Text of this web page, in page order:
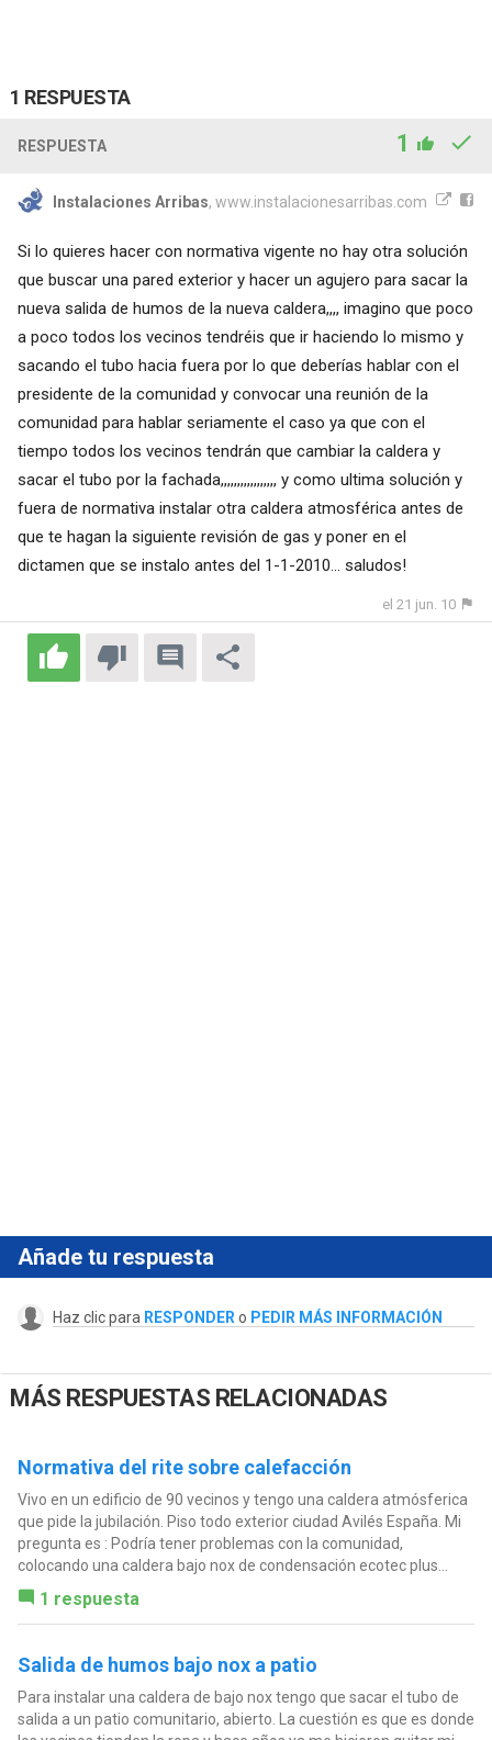
1 RESPUESTA
RESPUESTA 1
Instalaciones Arribas, www.instalacionesarribas.com
Si lo quieres hacer con normativa vigente no hay otra solución
que buscar una pared exterior y hacer un agujero para sacar la
nueva salida de humos de la nueva caldera,,,, imagino que poco
a poco todos los vecinos tendréis que ir haciendo lo mismo y
sacando el tubo hacia fuera por lo que deberías hablar con el
presidente de la comunidad y convocar una reunión de la
comunidad para hablar seriamente el caso ya que con el
tiempo todos los vecinos tendrán que cambiar la caldera y
sacar el tubo por la fachada,,,,,,,,,,,,,,,,, y como ultima solución y
fuera de normativa instalar otra caldera atmosférica antes de
que te hagan la siguiente revisión de gas y poner en el
dictamen que se instalo antes del 1-1-2010... saludos!
el 21 jun. 10
Añade tu respuesta
Haz clic para RESPONDER o PEDIR MÁS INFORMACIÓN
MÁS RESPUESTAS RELACIONADAS
Normativa del rite sobre calefacción
Vivo en un edificio de 90 vecinos y tengo una caldera atmósferica
que pide la jubilación. Piso todo exterior ciudad Avilés España. Mi
pregunta es : Podría tener problemas con la comunidad,
colocando una caldera bajo nox de condensación ecotec plus...
1 respuesta
Salida de humos bajo nox a patio
Para instalar una caldera de bajo nox tengo que sacar el tubo de
salida a un patio comunitario, abierto. La cuestión es que es donde